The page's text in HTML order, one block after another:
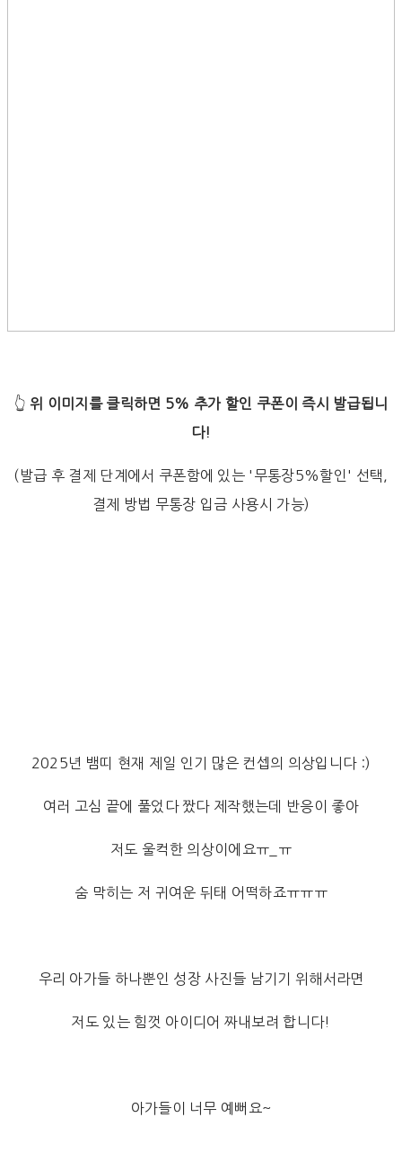
👆위 이미지를 클릭하면 5% 추가 할인 쿠폰이 즉시 발급됩니
다!
(발급 후 결제 단계에서 쿠폰함에 있는 '무통장5%할인' 선택,
결제 방법 무통장 입금 사용시 가능)
2025년 뱀띠 현재 제일 인기 많은 컨셉의 의상입니다 :)
여러 고심 끝에 풀었다 짰다 제작했는데 반응이 좋아
저도 울컥한 의상이에요ㅠ_ㅠ
숨 막히는 저 귀여운 뒤태 어떡하죠ㅠㅠㅠ
우리 아가들 하나뿐인 성장 사진들 남기기 위해서라면
저도 있는 힘껏 아이디어 짜내보려 합니다!
아가들이 너무 예뻐요~